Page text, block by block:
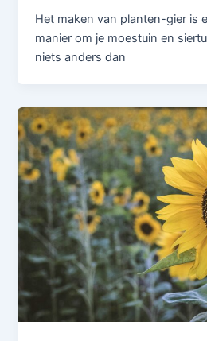
Het maken van planten-gier is
manier om je moestuin en
niets anders dan